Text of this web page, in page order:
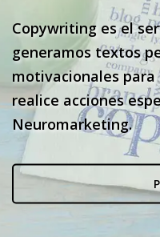
Copywriting es el
generamos textos
motivacionalespara
realice acciones
Neuromarketing.